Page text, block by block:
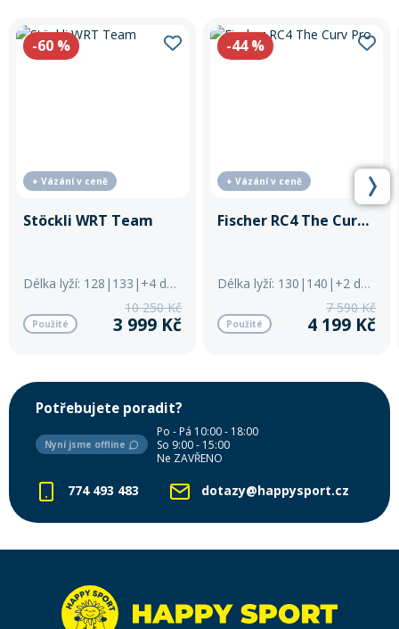
-60 %
+ Vázání v ceně
Stöckli WRT Team
Délka lyží: 128|133|+4 další
Použité
10 250 Kč
3 999 Kč
-44%
+ Vázání v ceně
Fischer RC4 The Curv Pro
Délka lyží: 130|140|+2 další
Použité
7 590 Kč
4 199 Kč
Potřebujete poradit?
Nyní jsme offline
Po - Pá 10:00 - 18:00
So 9:00 - 15:00
Ne ZAVŘENO
774 493 483 dotazy@happysport.cz